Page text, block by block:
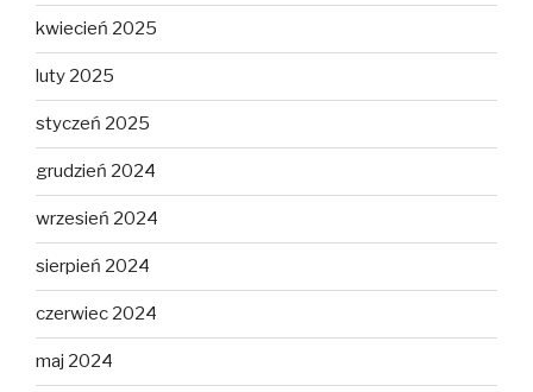
kwiecień 2025
luty 2025
styczeń 2025
grudzień 2024
wrzesień 2024
sierpień 2024
czerwiec 2024
maj 2024